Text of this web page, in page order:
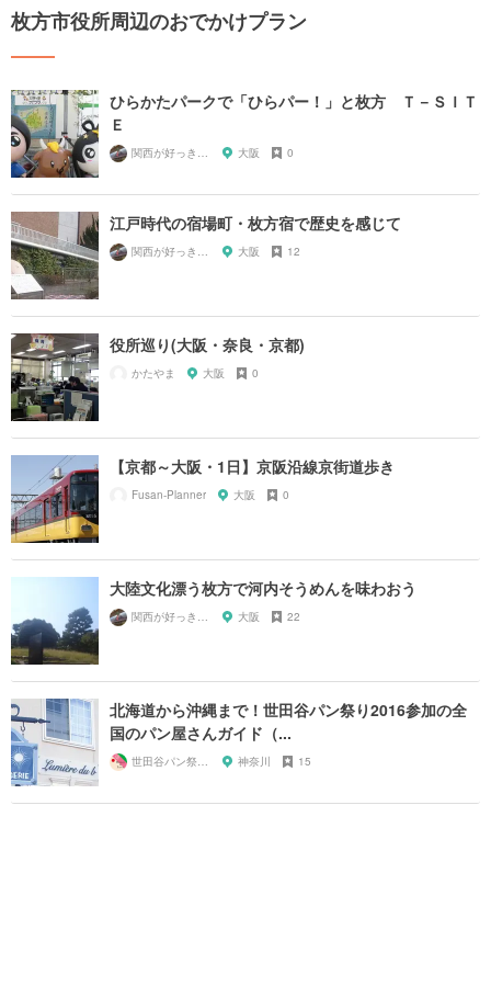
枚方市役所周辺のおでかけプラン
ひらかたパークで「ひらパー！」と枚方 Ｔ－ＳＩＴ
Ｅ
関西が好っきゃねん 大阪 0
江戸時代の宿場町・枚方宿で歴史を感じて
関西が好っきゃねん 大阪 12
役所巡り(大阪・奈良・京都)
かたやま 大阪 0
【京都～大阪・1日】京阪沿線京街道歩き
Fusan-Planner 大阪 0
大陸文化漂う枚方で河内そうめんを味わおう
関西が好っきゃねん 大阪 22
北海道から沖縄まで！世田谷パン祭り2016参加の全
国のパン屋さんガイド（...
世田谷パン祭り実行委員会 神奈川 15